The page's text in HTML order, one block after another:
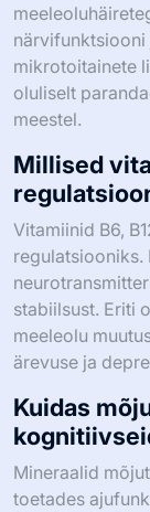
närvifunktsiooni
mikrotoitainete
oluliselt
meestel.
Millised
Vitamiinid B6,
regulatsiooniks.
stabiilsust. Eriti
meeleolu
ärevuse ja
Kuidas
Mineraalid
toetades